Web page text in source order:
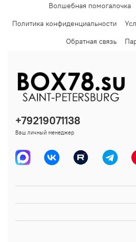
Волшебная помогалочка
Политика конфиденциальности
Обратная связь
+79219071138
Ваш личный менеджер